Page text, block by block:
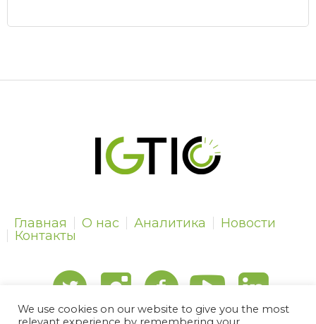
Главная О нас Аналитика
Новости
Контакты
We use cookies on our website to give you the most